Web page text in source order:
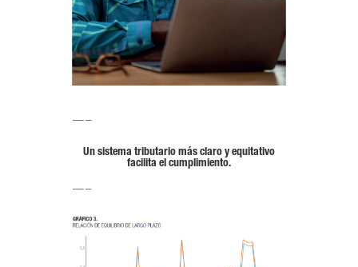
—–
Un sistema tributario más claro y equitativo
facilita el cumplimiento.
—–